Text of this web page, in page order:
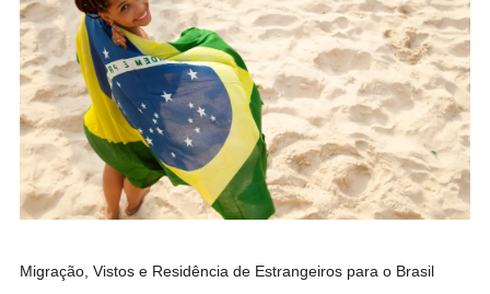
Migração, Vistos e Residência de Estrangeiros para o Brasil